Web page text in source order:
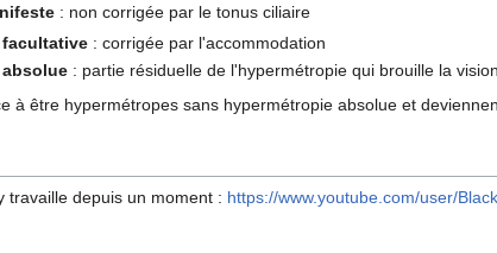
: non corrigée par le tonus ciliaire
facultative: corrigée par l'accommodation
: partie résiduelle de l'hypermétropie qui brouille la
à être hypermétropes sans hypermétropie absolue et
travaille depuis un moment : https://www.youtube.com/user/